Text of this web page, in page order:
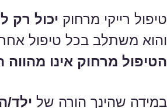
טיפול רייקי מרחוק יכול רק
והוא משתלב בכל טיפול אחר
הטיפול מרחוק אינו מהווה
במידה שהינך הורה של ילד/ה